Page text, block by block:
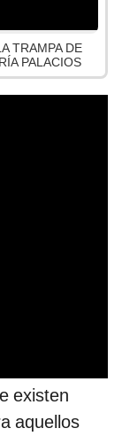
TRAMPA DE
PALACIOS
existen
aquellos